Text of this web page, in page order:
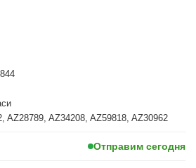
AZ28789, AZ34208, AZ59818, AZ30962
Отправим сегодня